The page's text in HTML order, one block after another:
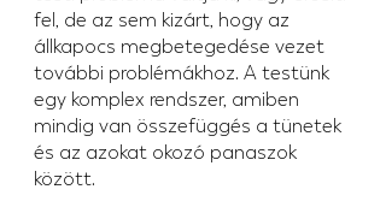
fel, de az sem kizárt, hogy az
állkapocs megbetegedése vezet
további problémákhoz. A testünk
egy komplex rendszer, amiben
mindig van összefüggés a tünetek
és az azokat okozó panaszok
között.